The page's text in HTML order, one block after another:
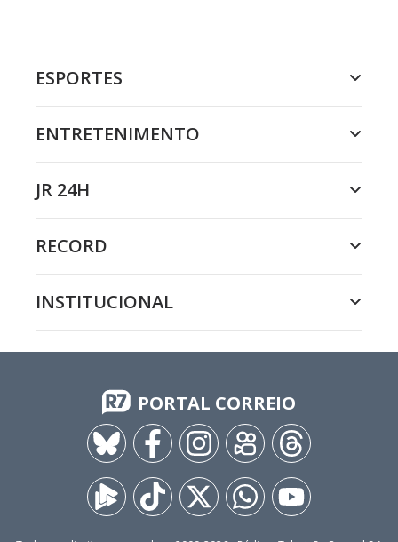
ESPORTES
ENTRETENIMENTO
JR 24H
RECORD
INSTITUCIONAL
PORTAL CORREIO